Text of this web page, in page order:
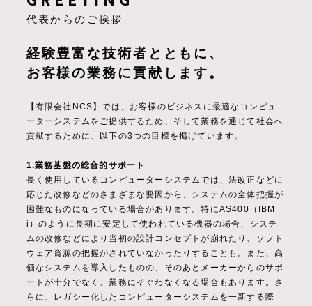
代表からのご挨拶
経験豊富な技術者とともに、
お客様の業務に貢献します。
【有限会社NCS】では、お客様のビジネスに最適なコンピュ
ーターシステムをご提供するため、そして業務を通じて社会へ
貢献するために、以下の3つの目標を掲げています。
1.業務基盤の総合的サポート
長く使用しているコンピューターシステムでは、法改正などに
応じた改修などのさまざまな要因から、システムの全体把握が
困難なものになっている場合があります。特にAS400（IBM
i）のように長期に安定して使われている機器の場合、システ
ムの改修などにより当初の設計コンセプトが崩れたり、ソフト
ウェア資源の把握がされていなかったりすることも。また、高
価なシステムを導入したものの、そのあとメーカーからのサポ
ートが十分でなく、業務にそぐわなくなる場合もあります。さ
らに、レガシー化したコンピューターシステムを一新する際